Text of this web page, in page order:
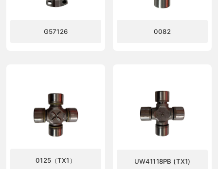
G57126 0082
0125（TX1） UW41118PB (TX1)